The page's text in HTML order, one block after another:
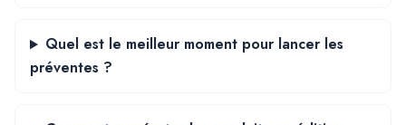
Quel est le meilleur moment pour lancer les
préventes ?